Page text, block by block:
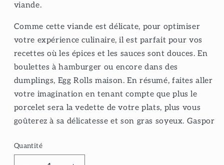
viande.
Comme cette viande est délicate, pour optimiser
votre expérience culinaire, il est parfait pour vos
recettes où les épices et les sauces sont douces. En
boulettes à hamburger ou encore dans des
dumplings, Egg Rolls maison. En résumé, faites aller
votre imagination en tenant compte que plus le
porcelet sera la vedette de votre plats, plus vous
goûterez à sa délicatesse et son gras soyeux. Gaspor
Quantité